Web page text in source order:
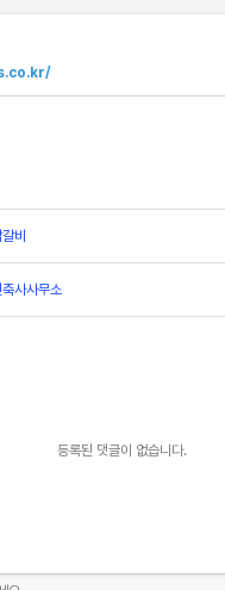
비
축사사무소
등록된 댓글이 없습니다.